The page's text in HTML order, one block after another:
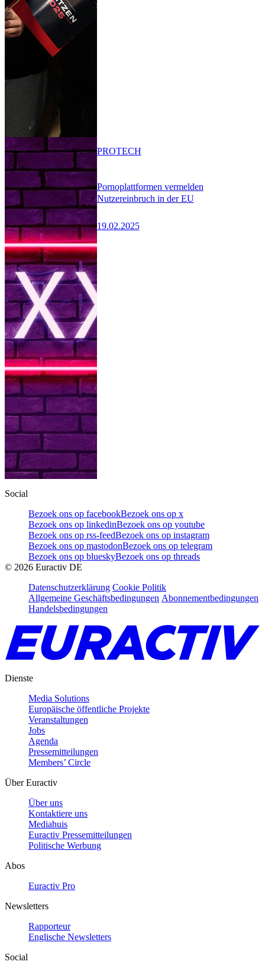
Pornoplattformen vermelden
Nutzereinbruch in der EU
19.02.2025
PROTECH
Social
Bezoek ons op facebookBezoek ons op x
Bezoek ons op linkedinBezoek ons op youtube
Bezoek ons op rss-feedBezoek ons op instagram
Bezoek ons op mastodonBezoek ons op telegram
Bezoek ons op blueskyBezoek ons op threads
© 2026 Euractiv DE
Datenschutzerklärung Cookie Politik
Allgemeine Geschäftsbedingungen Abonnementbedingungen
Handelsbedingungen
Dienste
Media Solutions
Europäische öffentliche Projekte
Veranstaltungen
Jobs
Agenda
Pressemitteilungen
Members’ Circle
Über Euractiv
Über uns
Kontaktiere uns
Mediahuis
Euractiv Pressemitteilungen
Politische Werbung
Abos
Euractiv Pro
Newsletters
Rapporteur
Englische Newsletters
Social